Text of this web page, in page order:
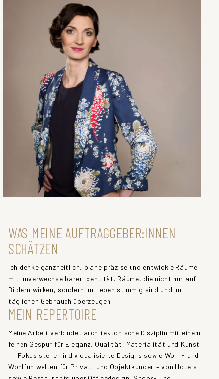
WAS MEINE AUFTRAGGEBER:INNEN
SCHÄTZEN
Ich denke ganzheitlich, plane präzise und entwickle Räume
mit unverwechselbarer Identität. Räume, die nicht nur auf
Bildern wirken, sondern im Leben stimmig sind und im
täglichen Gebrauch überzeugen.
MEIN REPERTOIRE
Meine Arbeit verbindet architektonische Disziplin mit einem
feinen Gespür für Eleganz, Qualität, Materialität und Kunst.
Im Fokus stehen individualisierte Designs sowie Wohn- und
Wohlfühlwelten für Privat- und Objektkunden – von Hotels